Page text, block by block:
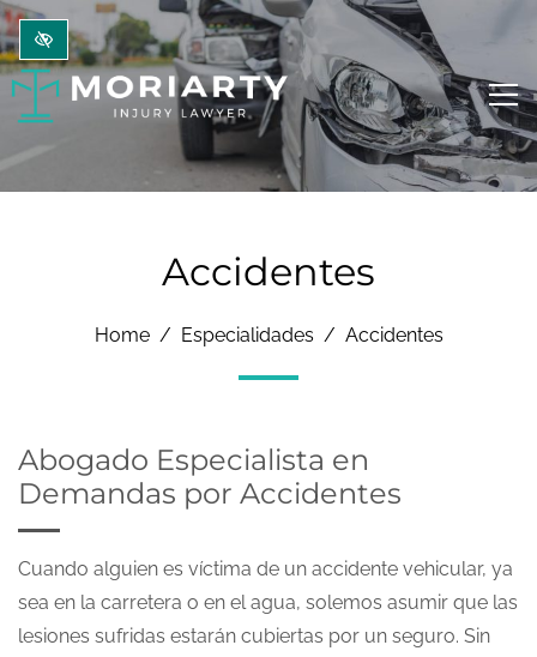
Ir al contenido principal
Accidentes
Home Especialidades Accidentes
Abogado Especialista en
Demandas por Accidentes
Cuando alguien es víctima de un accidente vehicular, ya
sea en la carretera o en el agua, solemos asumir que las
lesiones sufridas estarán cubiertas por un seguro. Sin